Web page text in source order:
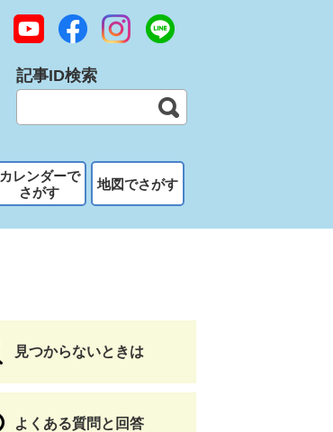
記事ID検索
カレンダーで
さがす
地図でさがす
見つからないときは
よくある質問と回答